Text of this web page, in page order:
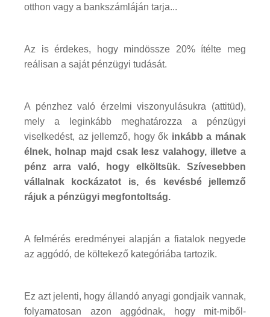
otthon vagy a bankszámláján tarja...
Az is érdekes, hogy mindössze 20% ítélte meg
reálisan a saját pénzügyi tudását.
A pénzhez való érzelmi viszonyulásukra (attitüd),
mely a leginkább meghatározza a pénzügyi
viselkedést, az jellemző, hogy ők inkább a mának
élnek, holnap majd csak lesz valahogy, illetve a
pénz arra való, hogy elköltsük. Szívesebben
vállalnak kockázatot is, és kevésbé jellemző
rájuk a pénzügyi megfontoltság.
A felmérés eredményei alapján a fiatalok negyede
az aggódó, de költekező kategóriába tartozik.
Ez azt jelenti, hogy állandó anyagi gondjaik vannak,
folyamatosan azon aggódnak, hogy mit-miből-